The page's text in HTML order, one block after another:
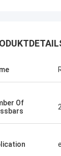
Ideen über die
Of
2